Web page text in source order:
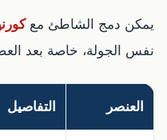
يمكن دمج الشاطئ مع
نفس الجولة، خاصة بعد
العنصر التفاصيل